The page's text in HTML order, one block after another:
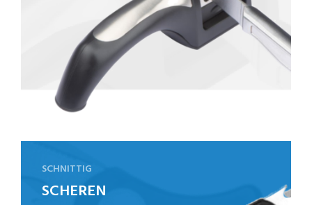
SCHNITTIG
SCHEREN